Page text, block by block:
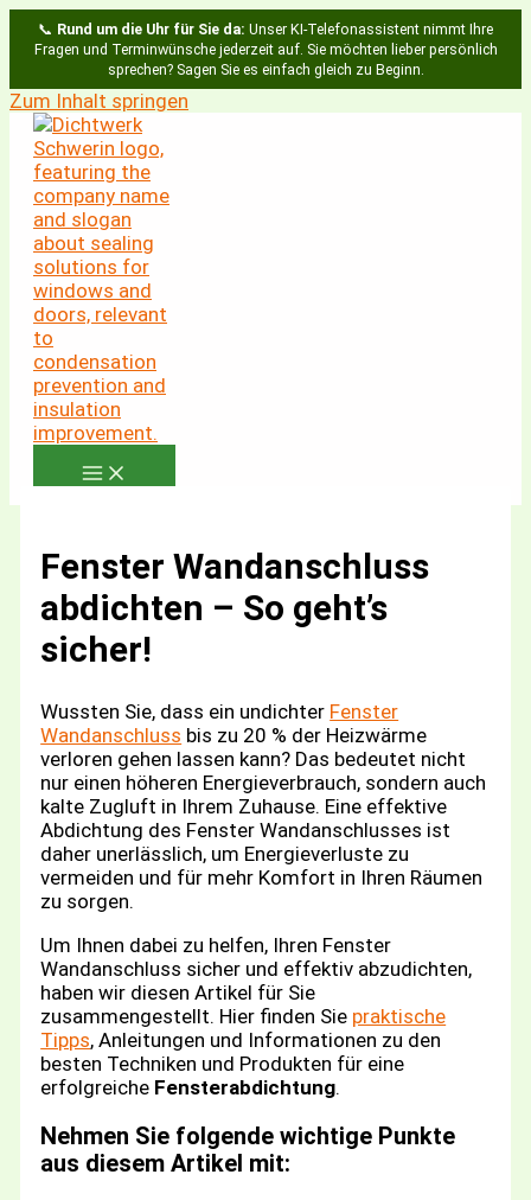
📞 Rund um die Uhr für Sie da: Unser KI-Telefonassistent nimmt Ihre
Fragen und Terminwünsche jederzeit auf. Sie möchten lieber persönlich
sprechen? Sagen Sie es einfach gleich zu Beginn.
Zum Inhalt springen
Fenster Wandanschluss
abdichten – So geht’s
sicher!
Wussten Sie, dass ein undichter Fenster
Wandanschluss bis zu 20 % der Heizwärme
verloren gehen lassen kann? Das bedeutet nicht
nur einen höheren Energieverbrauch, sondern auch
kalte Zugluft in Ihrem Zuhause. Eine effektive
Abdichtung des Fenster Wandanschlusses ist
daher unerlässlich, um Energieverluste zu
vermeiden und für mehr Komfort in Ihren Räumen
zu sorgen.
Um Ihnen dabei zu helfen, Ihren Fenster
Wandanschluss sicher und effektiv abzudichten,
haben wir diesen Artikel für Sie
zusammengestellt. Hier finden Sie praktische
Tipps, Anleitungen und Informationen zu den
besten Techniken und Produkten für eine
erfolgreiche Fensterabdichtung.
Nehmen Sie folgende wichtige Punkte
aus diesem Artikel mit: